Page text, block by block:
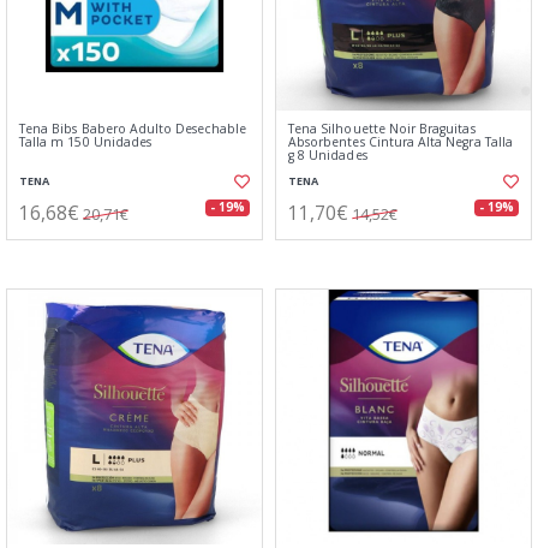
Tena Bibs Babero Adulto Desechable
Talla m 150 Unidades
TENA
16,68€ 20,71€ - 19%
Tena Silhouette Noir Braguitas
Absorbentes Cintura Alta Negra Talla
g 8 Unidades
TENA
11,70€ 14,52€ - 19%